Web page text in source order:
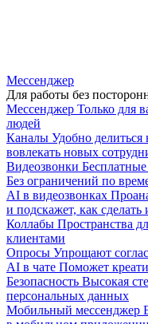
Мессенджер
Для работы без
Мессенджер Только для
людей
Каналы Удобно
вовлекать новых
Видеозвонки
Без ограничений по
AI в видеозвонках
и подскажет, как
Коллабы Пространства
клиентами
Опросы Упрощают
AI в чате Поможет
Безопасность Высокая
персональных данных
Мобильный мессенджер